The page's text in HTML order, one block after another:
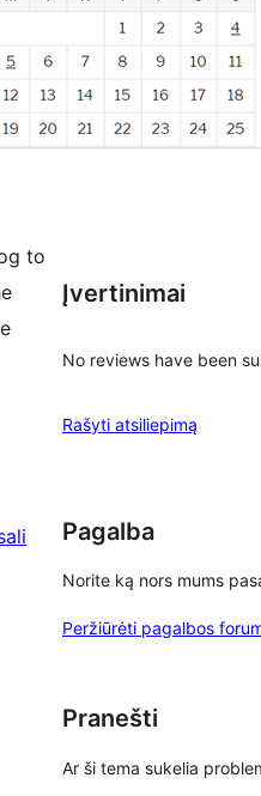
to
Įvertinimai
No reviews have been
Rašyti atsiliepimą
Pagalba
Norite ką nors mums
Peržiūrėti pagalbos
Pranešti
Ar ši tema sukelia